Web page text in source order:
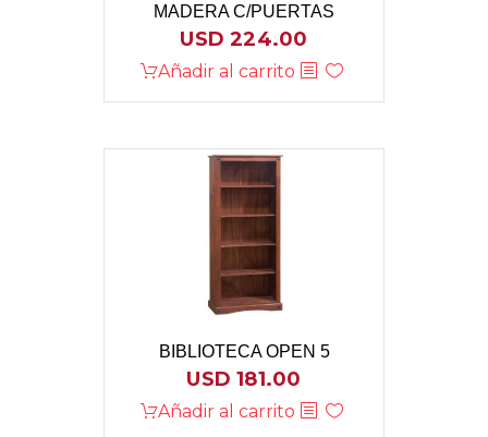
MADERA C/PUERTAS
USD224.00
Añadir al carrito
BIBLIOTECA OPEN 5
USD181.00
Añadir al carrito